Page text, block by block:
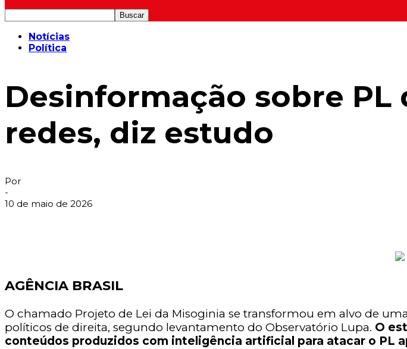
Notícias
Política
Desinformação sobre
redes, diz estudo
Por
-
10 de maio de 2026
AGÊNCIA BRASIL
O chamado Projeto de Lei da Misoginia se transformou em alvo de
políticos de direita, segundo levantamento do Observatório Lupa. O
conteúdos produzidos com inteligência artificial para atacar o PL